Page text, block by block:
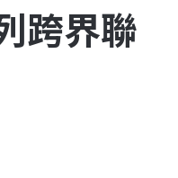
跨界聯